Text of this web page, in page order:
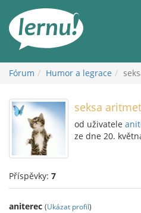
obsahu
Fórum Humor a legrace
seksa
od uživatele
ze dne 20.
Příspěvky: 7
aniterec (Ukázat profil)